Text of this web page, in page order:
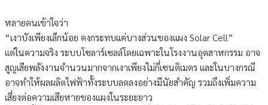
หลายคนเข้าใจว่า
“เงาบังเพียงเล็กน้อย คงกระทบแค่บางส่วนของแผง Solar Cell”
แต่ในความจริง ระบบโซลาร์เซลล์โดยเฉพาะในโรงงานอุตสาหกรรม อาจ
สูญเสียพลังงานจำนวนมากจากเงาเพียงไม่กี่เซนติเมตร และในบางกรณี
อาจทำให้ผลผลิตไฟฟ้าทั้งระบบลดลงอย่างมีนัยสำคัญ รวมถึงเพิ่มความ
เสี่ยงต่อความเสียหายของแผงในระยะยาว